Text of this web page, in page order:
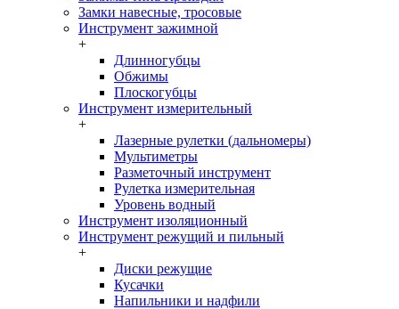
Замки навесные, тросовые
Инструмент зажимной
+
Длинногубцы
Обжимы
Плоскогубцы
Инструмент измерительный
+
Лазерные рулетки (дальномеры)
Мультиметры
Разметочный инструмент
Рулетка измерительная
Уровень водный
Инструмент изоляционный
Инструмент режущий и пильный
+
Диски режущие
Кусачки
Напильники и надфили